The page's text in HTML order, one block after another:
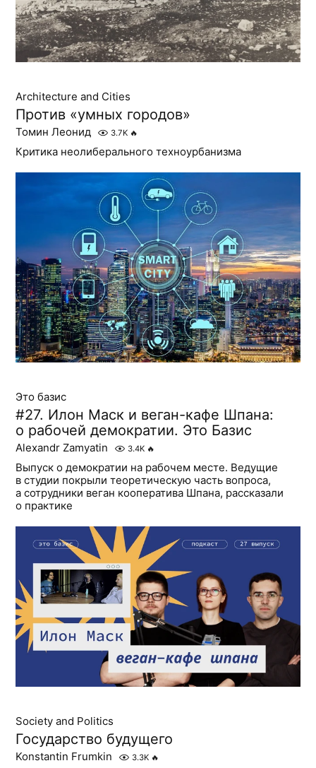
Architecture and Cities
Против «умных городов»
Томин Леонид 3.7K 🔥
Критика неолиберального техноурбанизма
Это базис
#27. Илон Маск и веган-кафе Шпана:
о рабочей демократии. Это Базис
Alexandr Zamyatin 3.4K 🔥
Выпуск о демократии на рабочем месте. Ведущие
в студии покрыли теоретическую часть вопроса,
а сотрудники веган кооператива Шпана, рассказали
о практике
Society and Politics
Государство будущего
Konstantin Frumkin 3.3K 🔥